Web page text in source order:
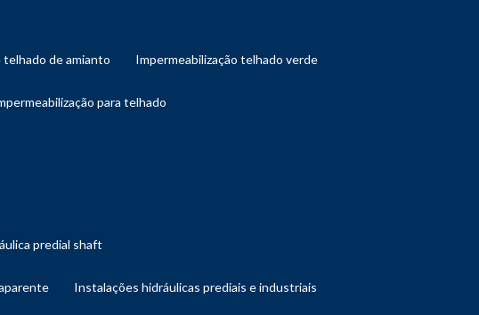
telhado de amianto impermeabilização telhado verde
para telhado
predial shaft
instalações hidráulicas prediais e industriais